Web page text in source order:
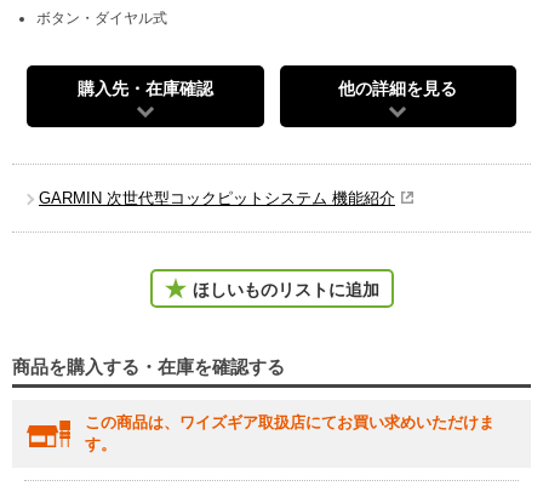
ボタン・ダイヤル式
購入先・在庫確認 他の詳細を見る
GARMIN 次世代型コックピットシステム 機能紹介
ほしいものリストに追加
商品を購入する・在庫を確認する
この商品は、ワイズギア取扱店にてお買い求めいただけま
す。